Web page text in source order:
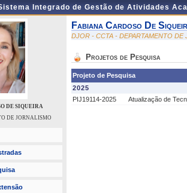
Integrado de Gestão de Atividades
DE SIQUEIRA
DE JORNALISMO
Fabiana Cardoso De
DJOR - CCTA - DEPARTAMENTO DE
Projetos de Pesquisa
Projeto de Pesquisa
2025
PIJ19114-2025
Atualização de